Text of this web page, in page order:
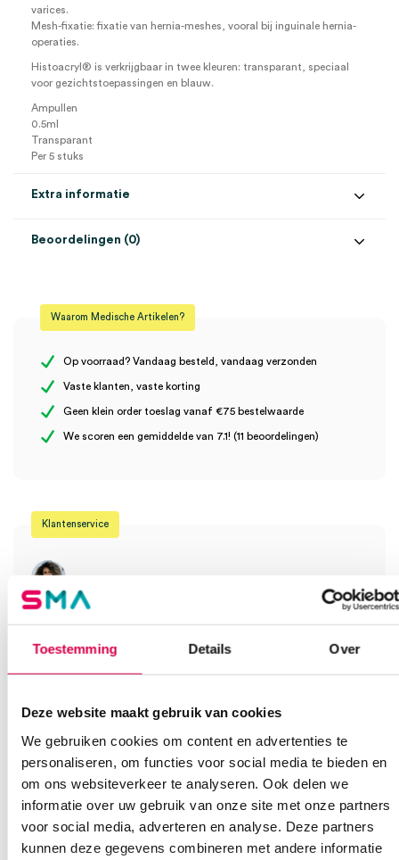
Toestemming Details Over
Deze website maakt gebruik van cookies
We gebruiken cookies om content en advertenties te
personaliseren, om functies voor social media te bieden en
om ons websiteverkeer te analyseren. Ook delen we
informatie over uw gebruik van onze site met onze partners
voor social media, adverteren en analyse. Deze partners
kunnen deze gegevens combineren met andere informatie
varices.
Mesh-fixatie: fixatie van hernia-meshes, vooral bij inguinale hernia-
operaties.
Histoacryl® is verkrijgbaar in twee kleuren: transparant, speciaal
voor gezichtstoepassingen en blauw.
Ampullen
0.5ml
Transparant
Per 5 stuks
Extra informatie
Steriel steriel
Volume
Beoordelingen (0)
Er zijn nog geen beoordelingen.
transparant (5)” te beoordelen
Waarom Medische Artikelen?
Op voorraad? Vandaag besteld, vandaag verzonden
Vaste klanten, vaste korting
Geen klein order toeslag vanaf €75 bestelwaarde
We scoren een gemiddelde van 7.1! (11 beoordelingen)
Klantenservice
Onze klantenservice is bereikbaar van maandag t/m vrijdag van
E-mail Anca Contactformulier